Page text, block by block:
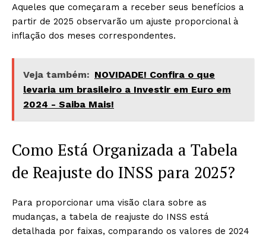
Aqueles que começaram a receber seus benefícios a
partir de 2025 observarão um ajuste proporcional à
inflação dos meses correspondentes.
Veja também: NOVIDADE! Confira o que
levaria um brasileiro a Investir em Euro em
2024 - Saiba Mais!
Como Está Organizada a Tabela
de Reajuste do INSS para 2025?
Para proporcionar uma visão clara sobre as
mudanças, a tabela de reajuste do INSS está
detalhada por faixas, comparando os valores de 2024